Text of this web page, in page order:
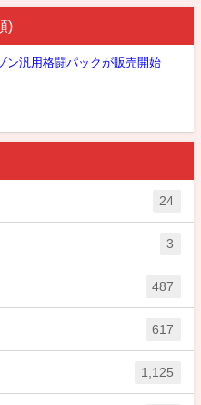
)
ン汎用格闘パックが販売開始
24
3
487
617
1,125